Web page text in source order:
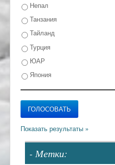
Непал
Танзания
Тайланд
Турция
ЮАР
Япония
- Метки: